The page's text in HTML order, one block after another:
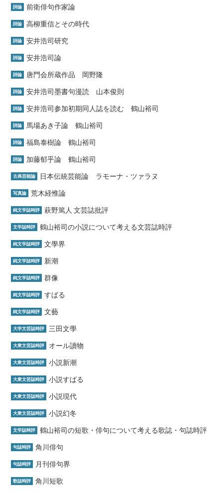
詩論 前衛俳句作家論
詩論 高柳重信とその時代
詩論 安井浩司研究
詩論 安井浩司論
詩論 唐門会所蔵作品 岡野隆
詩論 安井浩司墨書句漫読 山本俊則
詩論 安井浩司参加初期同人誌を読む 鶴山裕司
詩論 馬場あき子論 鶴山裕司
詩論 福島泰樹論 鶴山裕司
詩論 加藤郁乎論 鶴山裕司
古典芸能論 日本伝統芸能論 ラモーナ・ツァラヌ
写真論 荒木経惟論
純文学誌時評 萩野篤人 文芸誌批評
文学誌時評 鶴山裕司の小説について考える文芸誌時評
純文学誌時評 文學界
純文学誌時評 新潮
純文学誌時評 群像
純文学誌時評 すばる
純文学誌時評 文藝
大学文芸誌時評 三田文學
大衆文芸誌時評 オール讀物
大衆文芸誌時評 小説新潮
大衆文芸誌時評 小説すばる
大衆文芸誌時評 小説現代
大衆文芸誌時評 小説幻冬
文学誌時評 鶴山裕司の短歌・俳句について考える歌誌・句誌時評
句誌時評 角川俳句
句誌時評 月刊俳句界
歌誌時評 角川短歌